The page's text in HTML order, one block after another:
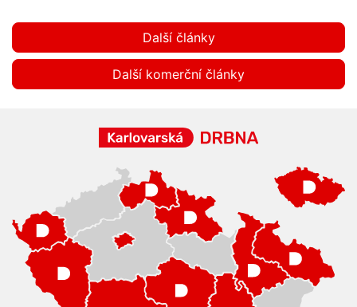
Další články
Další komerční články